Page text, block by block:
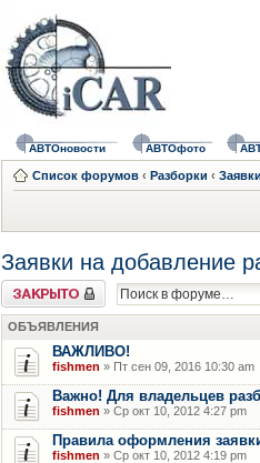
АВТОновости АВТОфото
Список форумов ‹ Разборки ‹
Заявки на добавление
Форум закрыт
ОБЪЯВЛЕНИЯ
ВАЖЛИВО!
fishmen » Пт сен 09, 2016 10:30 am
Важно! Для владельцев
fishmen » Ср окт 10, 2012 4:27 pm
Правила оформления
fishmen » Ср окт 10, 2012 4:19 pm